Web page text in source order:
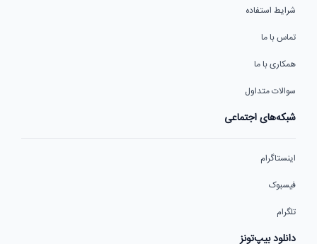
شرایط استفاده
تماس با ما
همکاری با ما
سوالات متداول
شبکه‌های اجتماعی
اینستاگرام
فیسبوک
تلگرام
دانلود بیپ‌تونز